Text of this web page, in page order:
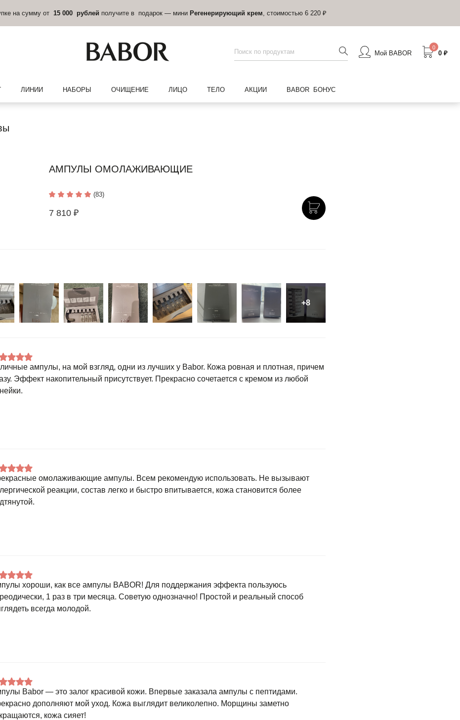
на сумму от 15 000 рублей получите в подарок — мини Регенерирующий крем , стоимостью 6 220 ₽
Мой BABOR
0
0 ₽
ЛИНИИ НАБОРЫ ОЧИЩЕНИЕ ЛИЦО ТЕЛО АКЦИИ BABOR БОНУС
АМПУЛЫ ОМОЛАЖИВАЮЩИЕ
(83)
7 810 ₽
ампулы, на мой взгляд, одни из лучших у Babor. Кожа ровная и плотная, причем
Эффект накопительный присутствует. Прекрасно сочетается с кремом из любой
омолаживающие ампулы. Всем рекомендую использовать. Не вызывают
реакции, состав легко и быстро впитывается, кожа становится более
хороши, как все ампулы BABOR! Для поддержания эффекта пользуюсь
1 раз в три месяца. Советую однозначно! Простой и реальный способ
всегда молодой.
Babor — это залог красивой кожи. Впервые заказала ампулы с пептидами.
дополняют мой уход. Кожа выглядит великолепно. Морщины заметно
кожа сияет!